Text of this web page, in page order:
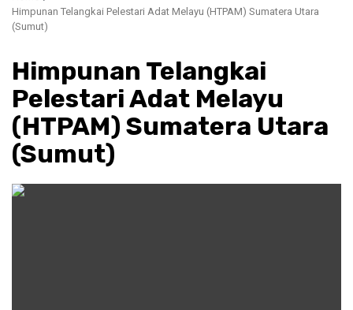
Himpunan Telangkai Pelestari Adat Melayu (HTPAM) Sumatera Utara
(Sumut)
Himpunan Telangkai
Pelestari Adat Melayu
(HTPAM) Sumatera Utara
(Sumut)